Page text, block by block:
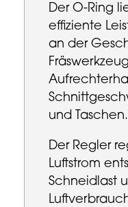
Der O-Ring
effiziente
an der
und Taschen.
Der Regler
Luftstrom
Schneidlast